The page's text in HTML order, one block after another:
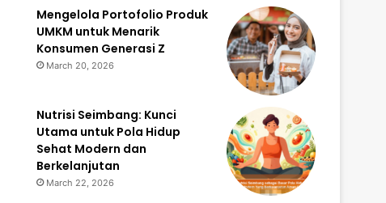
Mengelola Portofolio Produk
UMKM untuk Menarik
Konsumen Generasi Z
March 20, 2026
Nutrisi Seimbang: Kunci
Utama untuk Pola Hidup
Sehat Modern dan
Berkelanjutan
March 22, 2026